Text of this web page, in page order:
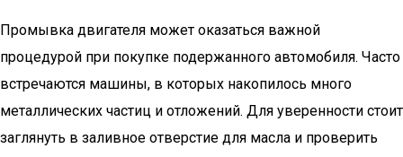
Промывка двигателя может оказаться важной
процедурой при покупке подержанного автомобиля. Часто
встречаются машины, в которых накопилось много
металлических частиц и отложений. Для уверенности стоит
заглянуть в заливное отверстие для масла и проверить